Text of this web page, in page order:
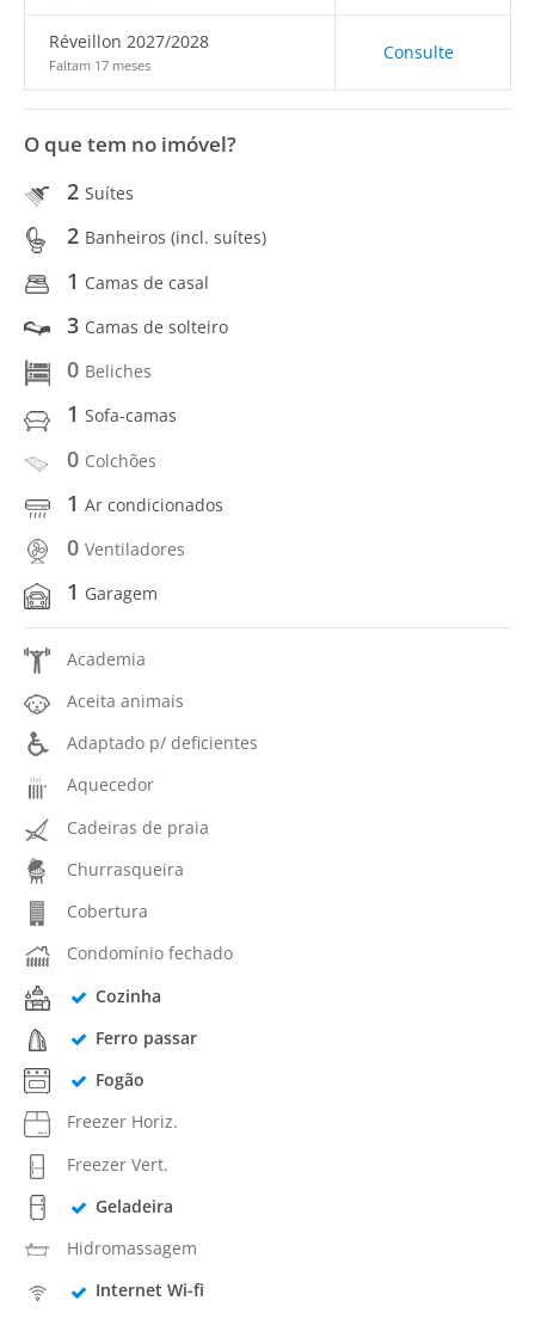
Réveillon 2027/2028
Faltam 17 meses
Consulte
O que tem no imóvel?
2 Suítes
2 Banheiros (incl. suítes)
1 Camas de casal
3 Camas de solteiro
0 Beliches
1 Sofa-camas
0 Colchões
1 Ar condicionados
0 Ventiladores
1 Garagem
Academia
Aceita animais
Adaptado p/ deficientes
Aquecedor
Cadeiras de praia
Churrasqueira
Cobertura
Condomínio fechado
Cozinha
Ferro passar
Fogão
Freezer Horiz.
Freezer Vert.
Geladeira
Hidromassagem
Internet Wi-fi